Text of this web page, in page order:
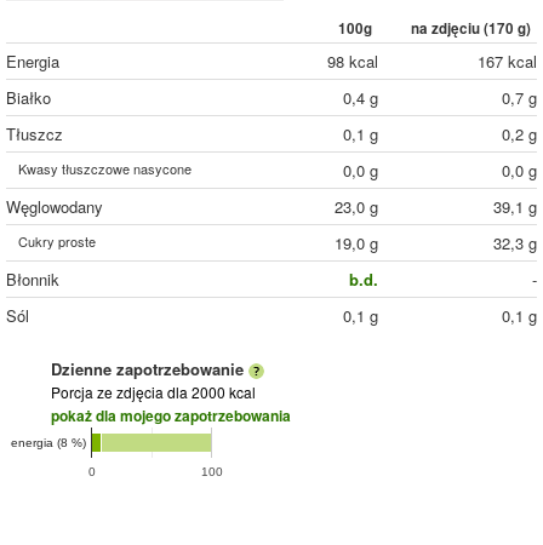
100g na zdjęciu (170 g)
Energia 98 kcal
167 kcal
Białko
0,4 g
0,7 g
Tłuszcz
0,1 g 0,2 g
Kwasy tłuszczowe nasycone 0,0 g
0,0 g
Węglowodany
23,0 g 39,1 g
Cukry proste 19,0 g
32,3 g
Błonnik
b.d.
-
Sól
0,1 g 0,1 g
Dzienne zapotrzebowanie
Porcja ze zdjęcia dla 2000 kcal
pokaż dla mojego zapotrzebowania
0 100
energia (8 %)